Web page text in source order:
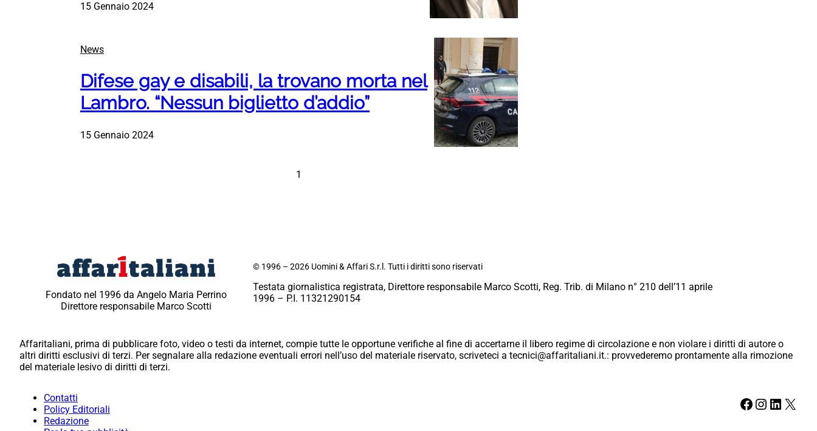
15 Gennaio 2024
News
Difese gay e disabili, la trovano morta nel
Lambro. “Nessun biglietto d’addio”
15 Gennaio 2024
1
Fondato nel 1996 da Angelo Maria Perrino
Direttore responsabile Marco Scotti
© 1996 – 2026 Uomini & Affari S.r.l. Tutti i diritti sono riservati
Testata giornalistica registrata, Direttore responsabile Marco Scotti, Reg. Trib. di Milano n° 210 dell’11 aprile
1996 – P.I. 11321290154
Affaritaliani, prima di pubblicare foto, video o testi da internet, compie tutte le opportune verifiche al fine di accertarne il libero regime di circolazione e non violare i diritti di autore o
altri diritti esclusivi di terzi. Per segnalare alla redazione eventuali errori nell’uso del materiale riservato, scriveteci a tecnici@affaritaliani.it.: provvederemo prontamente alla rimozione
del materiale lesivo di diritti di terzi.
Contatti
Policy Editoriali
Redazione
Facebook Instagram LinkedIn X